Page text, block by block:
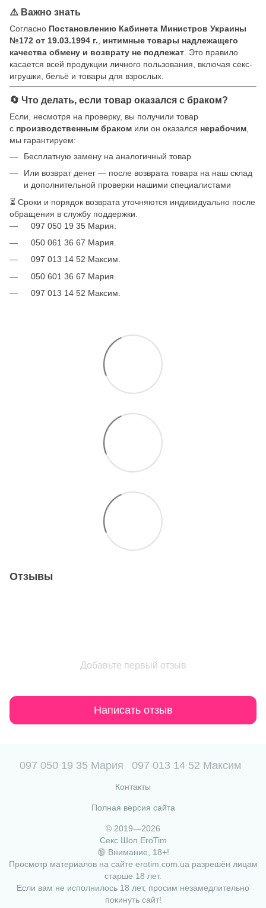
⚠️ Важно знать
Согласно Постановлению Кабинета Министров Украины
№172 от 19.03.1994 г.
интимные товары надлежащего
качества обмену и возврату не подлежат . Это правило
касается всей продукции личного пользования, включая секс-
игрушки, бельё и товары для взрослых.
🔄 Что делать, если товар оказался с браком?
Если, несмотря на проверку, вы получили товар
с производственным браком или он оказался нерабочим
мы гарантируем:
Бесплатную замену на аналогичный товар
Или возврат денег — после возврата товара на наш склад
и дополнительной проверки нашими специалистами
⏳ Сроки и порядок возврата уточняются индивидуально после
обращения в службу поддержки.
097 050 19 35 Мария.
050 061 36 67 Мария.
097 013 14 52 Максим.
050 601 36 67 Мария.
097 013 14 52 Максим.
Отзывы
Добавьте первый отзыв
Написать отзыв
097 050 19 35 Мария 097 013 14 52 Максим
Контакты
Полная версия сайта
© 2019—2026
Секс Шоп EroTim
🔞 Внимание, 18+!
Просмотр материалов на сайте erotim.com.ua разрешён лицам
старше 18 лет.
Если вам не исполнилось 18 лет, просим незамедлительно
покинуть сайт!